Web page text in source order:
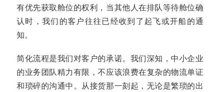
有优先获取舱位的权利，当其他人在排队等待舱位确
认时，我们的客户往往已经收到了起飞或开船的通
知。
简化流程是我们对客户的承诺。我们深知，中小企业
的业务团队精力有限，不应该浪费在复杂的物流单证
和琐碎的沟通中。从接货那一刻起，无论是繁琐的出